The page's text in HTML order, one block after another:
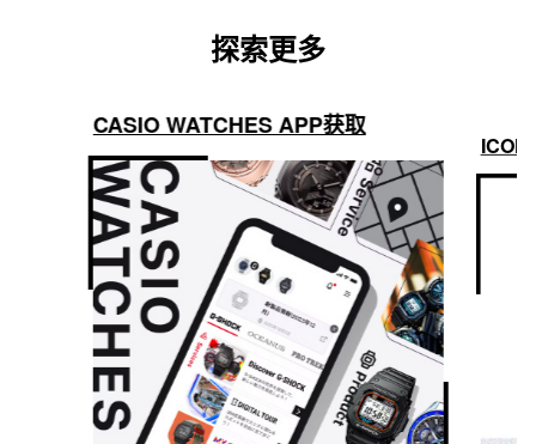
探索更多
CASIO WATCHES APP获取